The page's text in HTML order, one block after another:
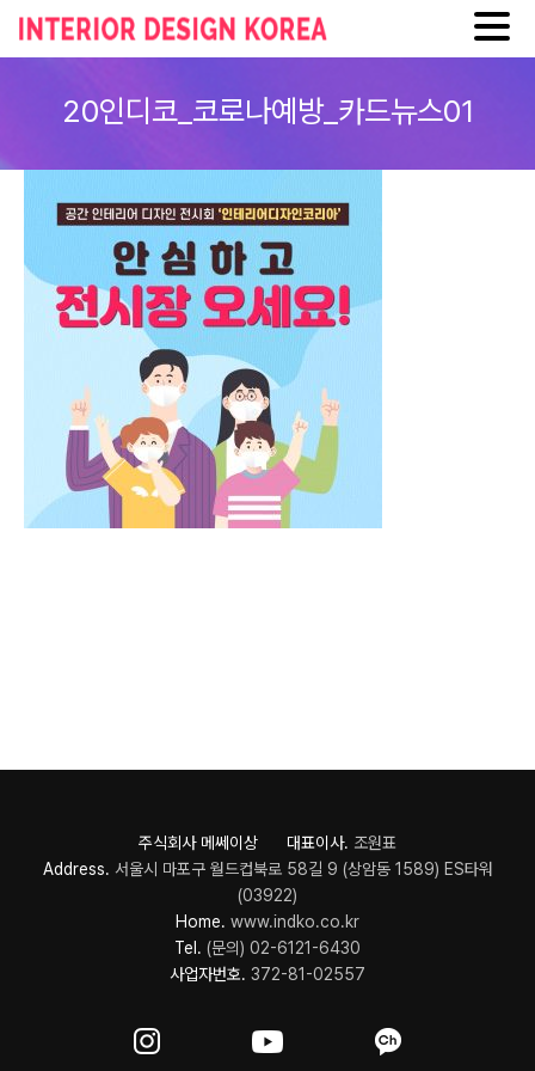
Skip
20인디코_코로나예방_카드뉴스01
주식회사 메쎄이상 대표이사. 조원표
Address. 서울시 마포구 월드컵북로 58길 9 (상암동 1589) ES타워
(03922)
Home. www.indko.co.kr
Tel. (문의) 02-6121-6430
사업자번호. 372-81-02557